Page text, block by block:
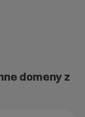
domeny z